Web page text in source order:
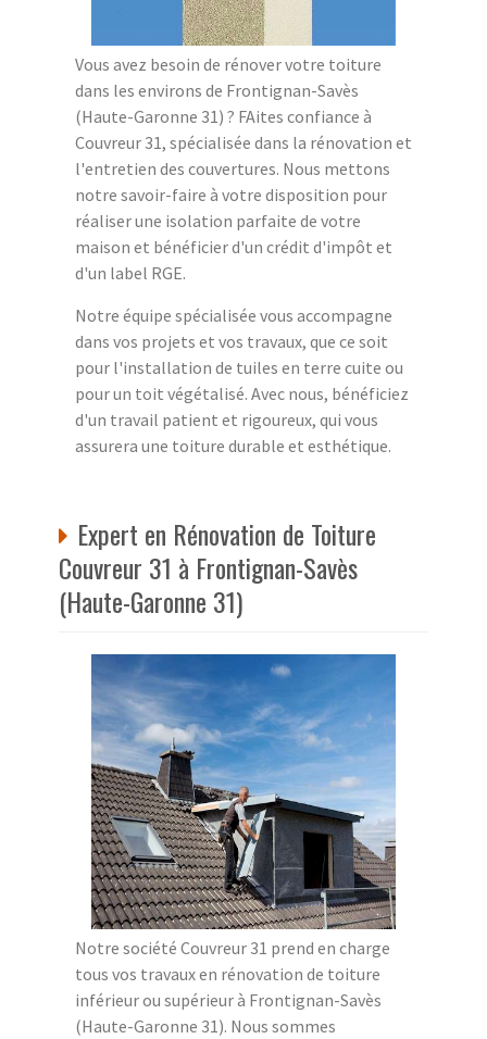
Vous avez besoin de rénover votre toiture
dans les environs de Frontignan-Savès
(Haute-Garonne 31) ? FAites confiance à
Couvreur 31, spécialisée dans la rénovation et
l'entretien des couvertures. Nous mettons
notre savoir-faire à votre disposition pour
réaliser une isolation parfaite de votre
maison et bénéficier d'un crédit d'impôt et
d'un label RGE.
Notre équipe spécialisée vous accompagne
dans vos projets et vos travaux, que ce soit
pour l'installation de tuiles en terre cuite ou
pour un toit végétalisé. Avec nous, bénéficiez
d'un travail patient et rigoureux, qui vous
assurera une toiture durable et esthétique.
Expert en Rénovation de Toiture
Couvreur 31 à Frontignan-Savès
(Haute-Garonne 31)
Notre société Couvreur 31 prend en charge
tous vos travaux en rénovation de toiture
inférieur ou supérieur à Frontignan-Savès
(Haute-Garonne 31). Nous sommes